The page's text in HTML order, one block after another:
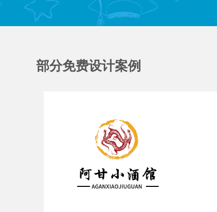
部分免费设计案例